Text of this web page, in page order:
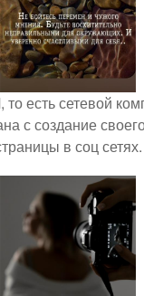
то есть сетевой
с создание
в соц сетях.